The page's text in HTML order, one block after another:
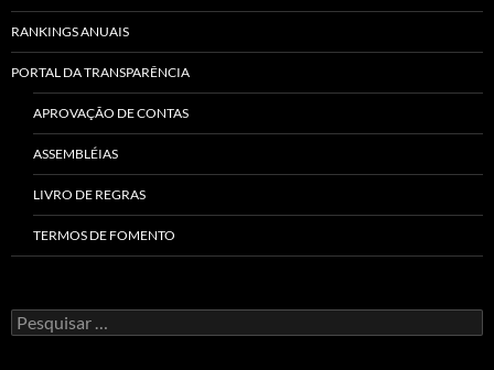
RANKINGS ANUAIS
PORTAL DA TRANSPARÊNCIA
APROVAÇÃO DE CONTAS
ASSEMBLÉIAS
LIVRO DE REGRAS
TERMOS DE FOMENTO
Pesquisar
por: